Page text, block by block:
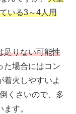
いる3～4人用
足りない可能性
た場合にはコン
着火しやすいよ
くさいので、多
す。